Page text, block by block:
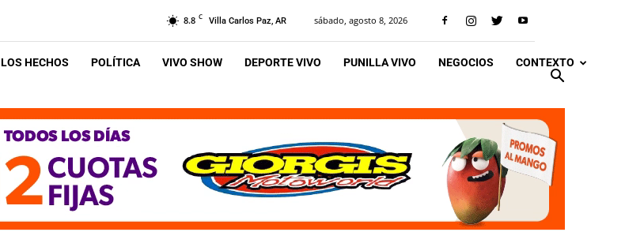
8.8 C Villa Carlos Paz, AR sábado, agosto 8, 2026
LOS HECHOS POLÍTICA VIVO SHOW DEPORTE VIVO PUNILLA VIVO NEGOCIOS CONTEXTO